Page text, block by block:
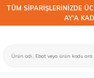
TÜM SİPARİŞLERİNİZDE
AY'A